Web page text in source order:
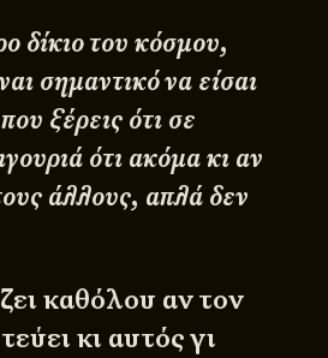
δίκιο του κόσμου,
σημαντικό να είσαι
ξέρεις ότι σε
ότι ακόμα κι αν
άλλους, απλά δεν
καθόλου αν τον
κι αυτός γι